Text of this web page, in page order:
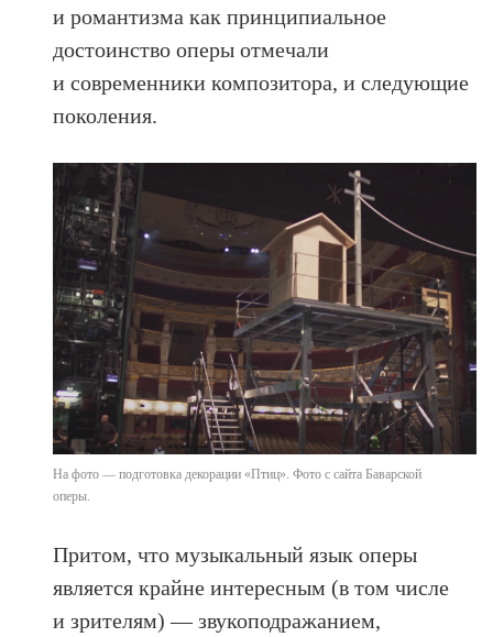
и романтизма как принципиальное
достоинство оперы отмечали
и современники композитора, и следующие
поколения.
На фото — подготовка декорации «Птиц». Фото с сайта Баварской
оперы.
Притом, что музыкальный язык оперы
является крайне интересным (в том числе
и зрителям) — звукоподражанием,